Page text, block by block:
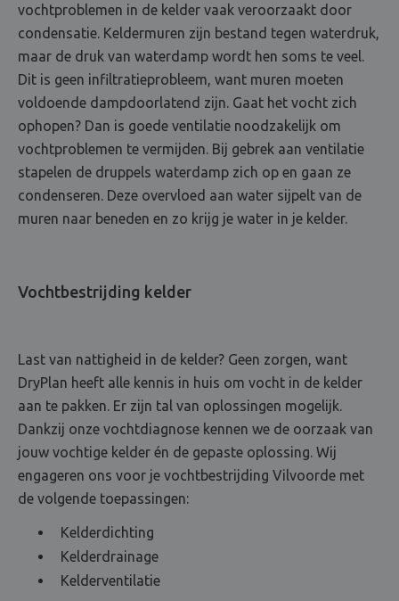
vochtproblemen in de kelder vaak veroorzaakt door
condensatie. Keldermuren zijn bestand tegen waterdruk,
maar de druk van waterdamp wordt hen soms te veel.
Dit is geen infiltratieprobleem, want muren moeten
voldoende dampdoorlatend zijn. Gaat het vocht zich
ophopen? Dan is goede ventilatie noodzakelijk om
vochtproblemen te vermijden. Bij gebrek aan ventilatie
stapelen de druppels waterdamp zich op en gaan ze
condenseren. Deze overvloed aan water sijpelt van de
muren naar beneden en zo krijg je water in je kelder.
Vochtbestrijding kelder
Last van nattigheid in de kelder? Geen zorgen, want
DryPlan heeft alle kennis in huis om vocht in de kelder
aan te pakken. Er zijn tal van oplossingen mogelijk.
Dankzij onze vochtdiagnose kennen we de oorzaak van
jouw vochtige kelder én de gepaste oplossing. Wij
engageren ons voor je vochtbestrijding Vilvoorde met
de volgende toepassingen:
Kelderdichting
Kelderdrainage
Kelderventilatie